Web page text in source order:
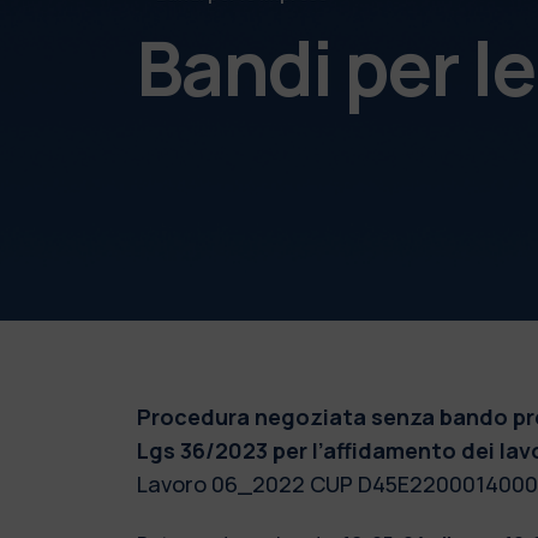
Bandi per
Procedura negoziata senza bando
Lgs 36/2023 per l’affidamento dei l
Lavoro 06_2022 CUP